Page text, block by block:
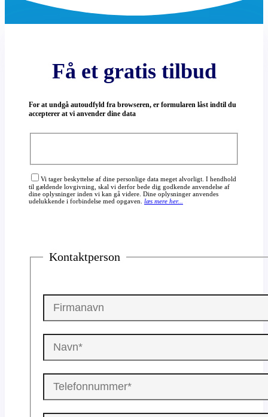
Få et gratis tilbud
For at undgå autoudfyld fra browseren, er formularen låst indtil du
accepterer at vi anvender dine data
Vi tager beskyttelse af dine personlige data meget alvorligt. I hendhold
til gældende lovgivning, skal vi derfor bede dig godkende anvendelse af
dine oplysninger inden vi kan gå videre. Dine oplysninger anvendes
udelukkende i forbindelse med opgaven. læs mere her...
Kontaktperson